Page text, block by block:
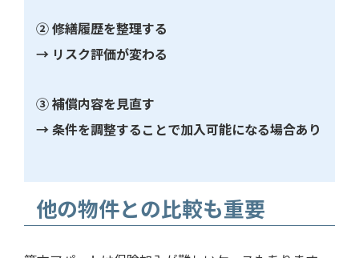
② 修繕履歴を整理する
→ リスク評価が変わる
③ 補償内容を見直す
→ 条件を調整することで加入可能になる場合あり
他の物件との比較も重要